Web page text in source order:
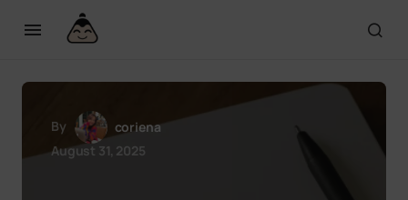
By
coriena
August 31, 2025